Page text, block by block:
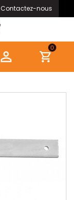
Contactez-nous

0